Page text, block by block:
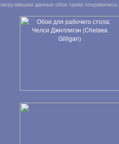
загрузившим данные обои также понравились: